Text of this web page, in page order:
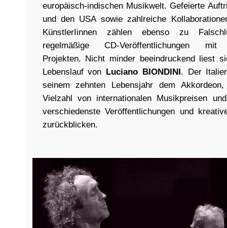
europäisch-indischen Musikwelt. Gefeierte
und den USA sowie zahlreiche
KünstlerIinnen zählen ebenso zu
regelmäßige CD-Veröffentlichungen mit
Projekten. Nicht minder beeindruckend liest
Lebenslauf von Luciano BIONDINI. Der
seinem zehnten Lebensjahr dem
Vielzahl von internationalen Musikpreisen
verschiedenste Veröffentlichungen und
zurückblicken.